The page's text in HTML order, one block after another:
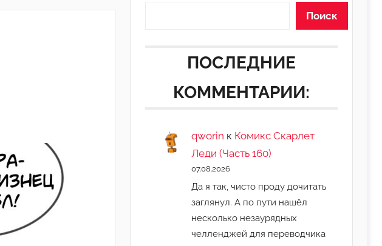
Поиск
ПОСЛЕДНИЕ
КОММЕНТАРИИ:
qworin к Комикс Скарлет
Леди (Часть 160)
07.08.2026
Да я так, чисто проду дочитать
заглянул. А по пути нашёл
несколько незаурядных
челленджей для переводчика